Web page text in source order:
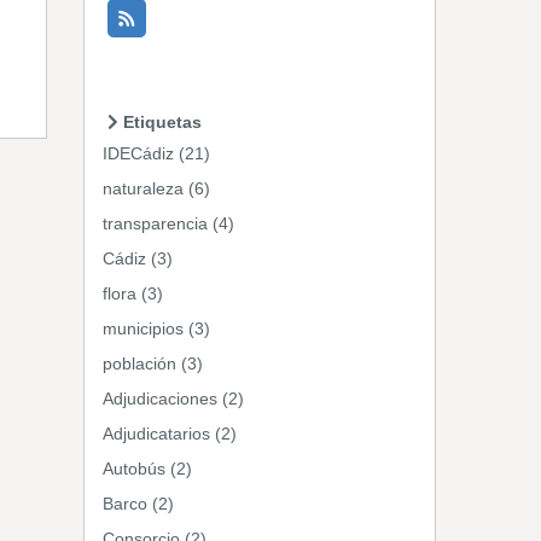
Etiquetas
IDECádiz (21)
naturaleza (6)
transparencia (4)
Cádiz (3)
flora (3)
municipios (3)
población (3)
Adjudicaciones (2)
Adjudicatarios (2)
Autobús (2)
Barco (2)